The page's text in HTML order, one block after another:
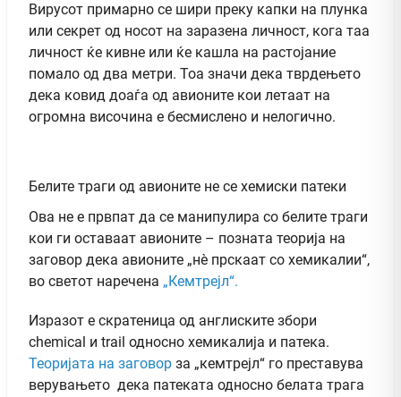
Вирусот примарно се шири преку капки на плунка
или секрет од носот на заразена личност, кога таа
личност ќе кивне или ќе кашла на растојание
помало од два метри. Тоа значи дека тврдењето
дека ковид доаѓа од авионите кои летаат на
огромна височина е бесмислено и нелогично.
Белите траги од авионите не се хемиски патеки
Ова не е првпат да се манипулира со белите траги
кои ги оставаат авионите – позната теорија на
заговор дека авионите „нè прскаат со хемикалии“,
во светот наречена „Кемтрејл“.
Изразот е скратеница од англиските збори
chemical и trail односно хемикалија и патека.
Теоријата на заговор за „кемтрејл“ го преставува
верувањето дека патеката односно белата трага